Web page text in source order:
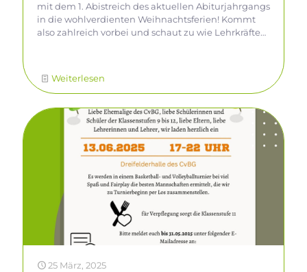
mit dem 1. Abistreich des aktuellen Abiturjahrgangs
in die wohlverdienten Weihnachtsferien! Kommt
also zahlreich vorbei und schaut zu wie Lehrkräfte
sich außerhalb des Klassenverbandes zu treffen
und gemeinsam mitzufiebern!
Weiterlesen
25 März, 2025